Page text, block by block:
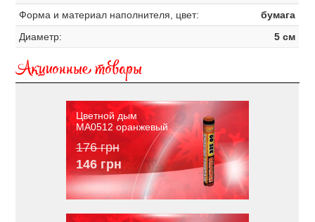
Форма и материал наполнителя, цвет:
бумага
Диаметр:
5 см
Акционные товары
Цветной дым
MA0512 оранжевый
176 грн
146 грн